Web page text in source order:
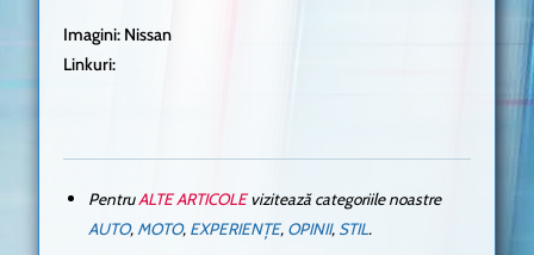
Imagini: Nissan
Linkuri:
PentruALTE ARTICOLEvizitează categoriile noastre
AUTO, MOTO, EXPERIENȚE, OPINII, STIL.